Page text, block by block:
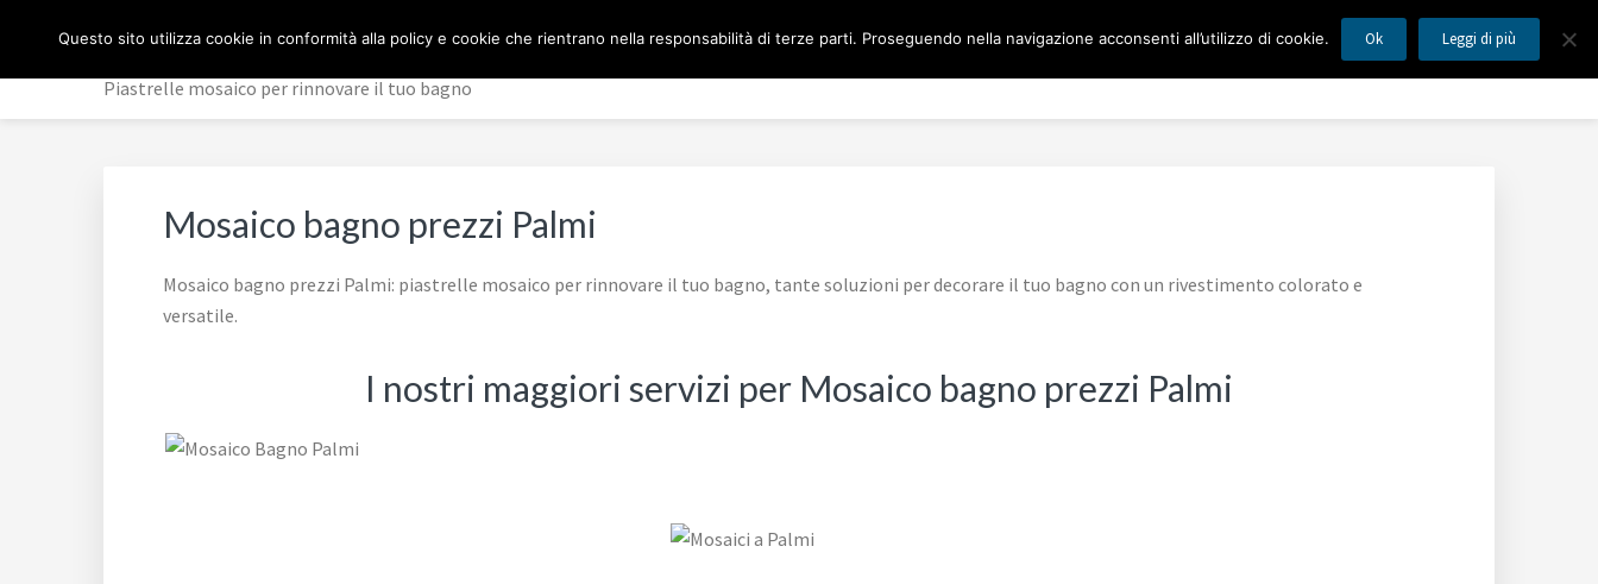
navigazione
contenuto
piè
MOSAICO BAGNO
Piastrelle mosaico per rinnovare il tuo bagno
Home MOSAICO BAGNO MILANO Blog Mappa del Sito Contatti
Mosaico bagno prezzi Palmi
Mosaico bagno prezzi Palmi: piastrelle mosaico per rinnovare il tuo bagno, tante soluzioni per decorare il tuo bagno con un rivestimento colorato e
versatile.
I nostri maggiori servizi per Mosaico bagno prezzi Palmi
Questo sito utilizza cookie in conformità alla policy e cookie che rientrano nella responsabilità di terze parti. Proseguendo nella navigazione acconsenti all’utilizzo di cookie. Ok Leggi di più